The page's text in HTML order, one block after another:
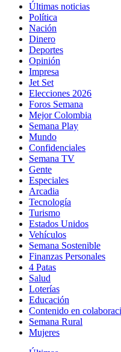
Últimas noticias
Política
Nación
Dinero
Deportes
Opinión
Impresa
Jet Set
Elecciones 2026
Foros Semana
Mejor Colombia
Semana Play
Mundo
Confidenciales
Semana TV
Gente
Especiales
Arcadia
Tecnología
Turismo
Estados Unidos
Vehículos
Semana Sostenible
Finanzas Personales
4 Patas
Salud
Loterías
Educación
Contenido en
Semana Rural
Mujeres